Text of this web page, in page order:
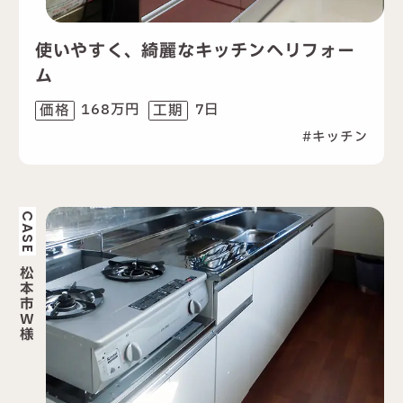
使いやすく、綺麗なキッチンへリフォー
ム
価格 168万円 工期 7日
キッチン
CASE
松
本
市
W
様